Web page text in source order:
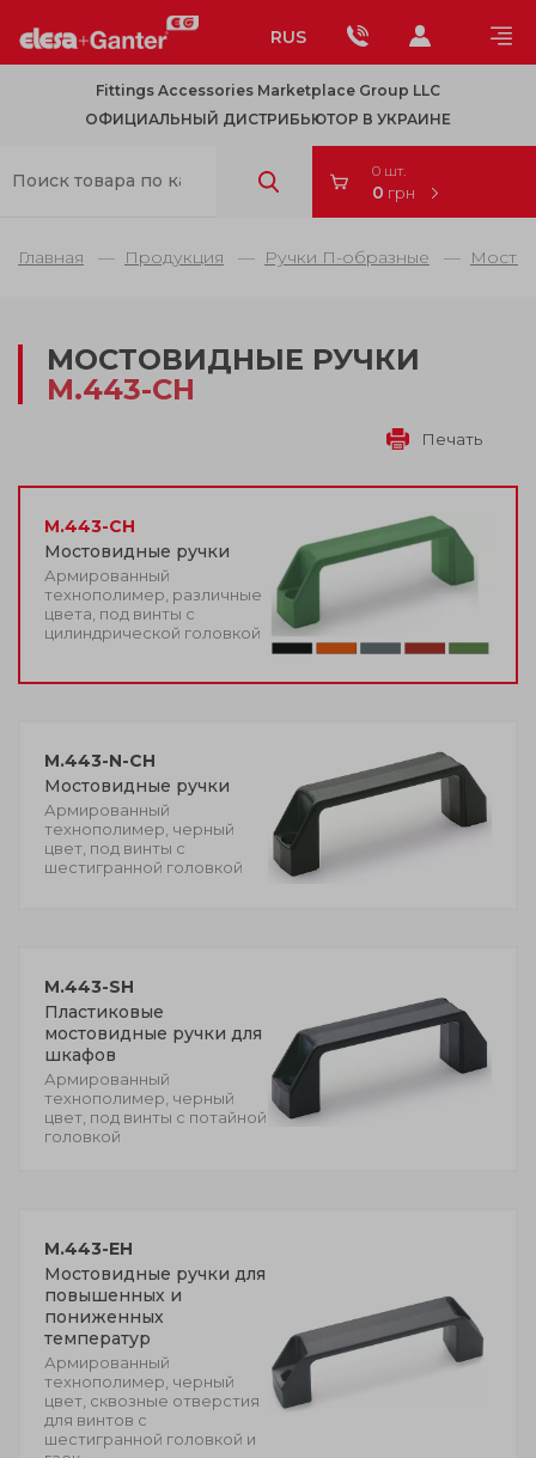
RUS
Fittings Accessories Marketplace Group LLC
ОФИЦИАЛЬНЫЙ ДИСТРИБЬЮТОР В УКРАИНЕ
0 шт.
0 грн
Главная Продукция Ручки П-образные
МОСТОВИДНЫЕ РУЧКИ
M.443-CH
Печать
M.443-CH
Мостовидные ручки
Армированный
технополимер, различные
цвета, под винты с
цилиндрической головкой
M.443-N-CH
Мостовидные ручки
Армированный
технополимер, черный
цвет, под винты с
шестигранной головкой
M.443-SH
Пластиковые
мостовидные ручки для
шкафов
Армированный
технополимер, черный
цвет, под винты с потайной
головкой
M.443-EH
Мостовидные ручки для
повышенных и
пониженных
температур
Армированный
технополимер, черный
цвет, сквозные отверстия
для винтов с
шестигранной головкой и